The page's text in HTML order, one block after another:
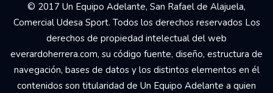
© 2017 Un Equipo Adelante, San Rafael de Alajuela,
Comercial Udesa Sport. Todos los derechos reservados Los
derechos de propiedad intelectual del web
everardoherrera.com, su código fuente, diseño, estructura de
navegación, bases de datos y los distintos elementos en él
contenidos son titularidad de Un Equipo Adelante a quien